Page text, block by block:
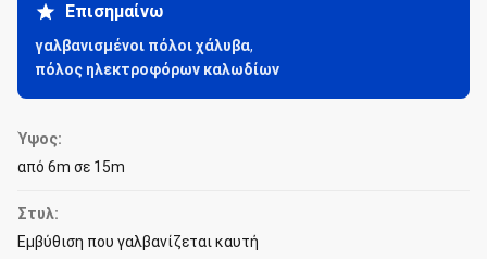
Επισημαίνω
γαλβανισμένοι πόλοι χάλυβα,
πόλος ηλεκτροφόρων καλωδίων
Ύψος:
από 6m σε 15m
Στυλ:
Εμβύθιση που γαλβανίζεται καυτή